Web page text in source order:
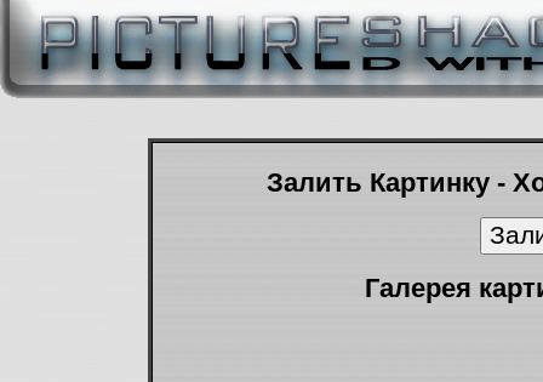
Залить Картинку -
Галерея